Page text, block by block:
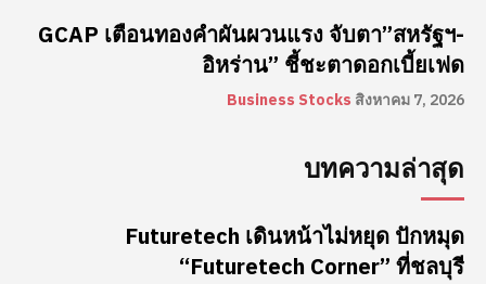
GCAP เตือนทองคำผันผวนแรง จับตา”สหรัฐฯ-
อิหร่าน” ชี้ชะตาดอกเบี้ยเฟด
Business Stocks สิงหาคม 7, 2026
บทความล่าสุด
Futuretech เดินหน้าไม่หยุด ปักหมุด
“Futuretech Corner” ที่ชลบุรี